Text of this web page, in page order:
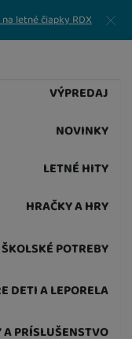
letné čiapky RDX Zavrieť
VÝPREDAJ
NOVINKY
LETNÉ HITY
HRAČKY A HRY
ŠKOLSKÉ POTREBY
DETI A LEPORELA
PRÍSLUŠENSTVO